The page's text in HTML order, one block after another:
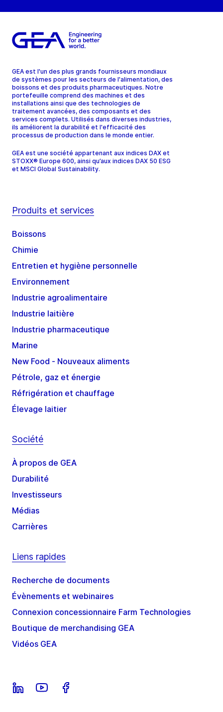
GEA est l'un des plus grands fournisseurs mondiaux
de systèmes pour les secteurs de l'alimentation, des
boissons et des produits pharmaceutiques. Notre
portefeuille comprend des machines et des
installations ainsi que des technologies de
traitement avancées, des composants et des
services complets. Utilisés dans diverses industries,
ils améliorent la durabilité et l'efficacité des
processus de production dans le monde entier.
GEA est une société appartenant aux indices DAX et
STOXX® Europe 600, ainsi qu’aux indices DAX 50 ESG
et MSCI Global Sustainability.
Produits et services
Boissons
Chimie
Entretien et hygiène personnelle
Environnement
Industrie agroalimentaire
Industrie laitière
Industrie pharmaceutique
Marine
New Food - Nouveaux aliments
Pétrole, gaz et énergie
Réfrigération et chauffage
Élevage laitier
Société
À propos de GEA
Durabilité
Investisseurs
Médias
Carrières
Liens rapides
Recherche de documents
Évènements et webinaires
Connexion concessionnaire Farm Technologies
Boutique de merchandising GEA
Vidéos GEA